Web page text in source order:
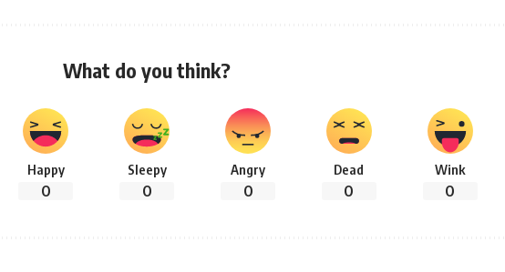
What do you think?
Happy
0
Sleepy
0
Angry
0
Dead
0
Wink
0